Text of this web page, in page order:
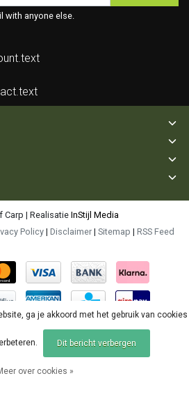
with anyone else.
| Realisatie InStijl Media
Policy | Disclaimer | Sitemap | RSS Feed
ga je akkoord met het gebruik van cookies
Dit bericht verbergen
over cookies »